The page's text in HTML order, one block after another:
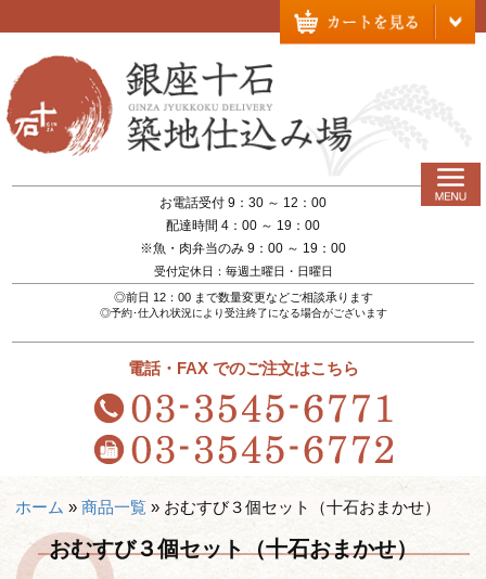
お電話受付 9：30 ～ 12：00
配達時間 4：00 ～ 19：00
※魚・肉弁当のみ 9：00 ～ 19：00
受付定休日：毎週土曜日・日曜日
◎前日 12：00 まで数量変更などご相談承ります
◎予約･仕入れ状況により受注終了になる場合がございます
電話・FAX でのご注文はこちら
ホーム » 商品一覧 » おむすび３個セット（十石おまかせ）
おむすび３個セット（十石おまかせ）